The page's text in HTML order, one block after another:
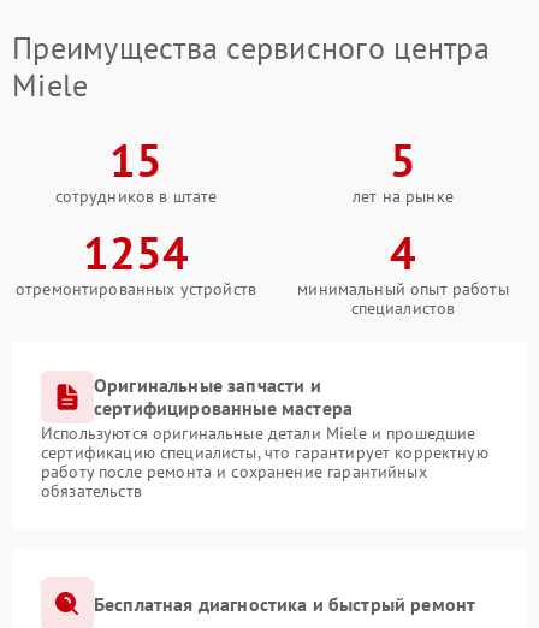
Преимущества сервисного центра
Miele
15
сотрудников в штате
5
лет на рынке
1254
отремонтированных устройств
4
минимальный опыт работы
специалистов
Оригинальные запчасти и
сертифицированные мастера
Используются оригинальные детали Miele и прошедшие
сертификацию специалисты, что гарантирует корректную
работу после ремонта и сохранение гарантийных
обязательств
Бесплатная диагностика и быстрый ремонт